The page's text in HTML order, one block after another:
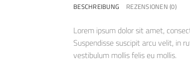
BESCHREIBUNG REZENSIONEN (0)
Lorem ipsum dolor sit amet,
Suspendisse suscipit arcu velit, in
vestibulum mollis felis eu mollis.